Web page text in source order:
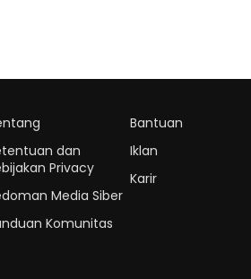
dan
Privacy
Media Siber
Komunitas
Bantuan
Iklan
Karir